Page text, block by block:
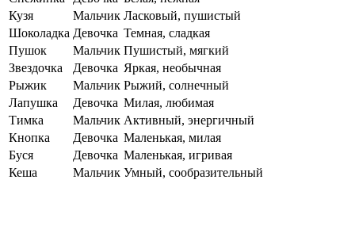
Кузя
Мальчик Ласковый, пушистый
Шоколадка Девочка Темная, сладкая
Пушок
Мальчик Пушистый, мягкий
Звездочка
Девочка Яркая, необычная
Рыжик
Мальчик Рыжий, солнечный
Лапушка
Девочка Милая, любимая
Тимка
Мальчик Активный, энергичный
Кнопка
Девочка Маленькая, милая
Буся
Девочка Маленькая, игривая
Кеша
Мальчик Умный, сообразительный